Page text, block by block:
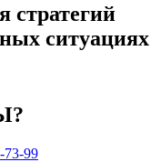
стратегий
ситуациях
73-99